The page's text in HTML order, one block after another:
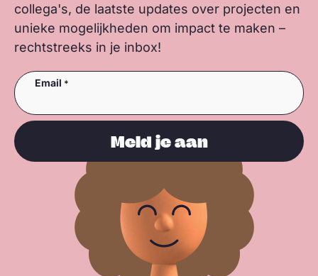
collega's, de laatste updates over projecten en
unieke mogelijkheden om impact te maken –
rechtstreeks in je inbox!
Email
Meld je aan